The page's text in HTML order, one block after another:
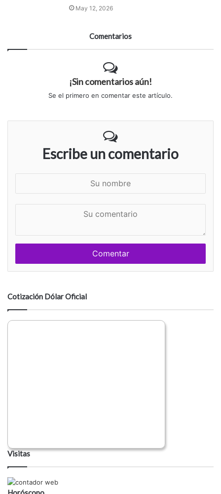
May 12, 2026
Comentarios
¡Sin comentarios aún!
Se el primero en comentar este artículo.
Escribe un comentario
n
i
o
Cotización Dólar Oficial
Visitas